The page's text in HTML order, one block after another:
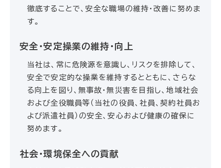
徹底することで、安全な職場の維持・改善に努めま
す。
安全・安定操業の維持・向上
当社は、常に危険源を意識し、リスクを排除して、
安全で安定的な操業を維持するとともに、さらな
る向上を図り、無事故・無災害を目指し、地域社会
および全役職員等（当社の役員、社員、契約社員お
よび派遣社員）の安全、安心および健康の確保に
努めます。
社会・環境保全への貢献